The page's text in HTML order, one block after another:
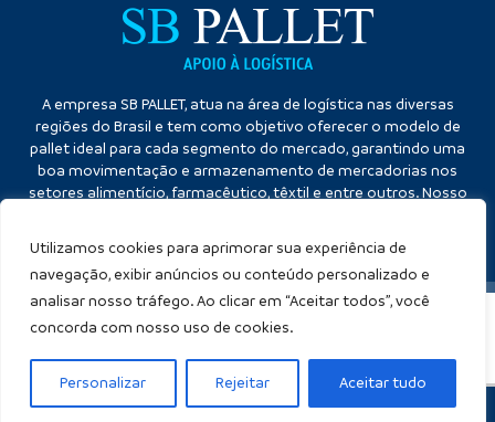
Utilizamos cookies para aprimorar sua experiência de
navegação, exibir anúncios ou conteúdo personalizado e
analisar nosso tráfego. Ao clicar em “Aceitar todos”, você
concorda com nosso uso de cookies.
Personalizar Rejeitar Aceitar tudo
A empresa SB PALLET, atua na área de logística nas diversas
regiões do Brasil e tem como objetivo oferecer o modelo de
pallet ideal para cada segmento do mercado, garantindo uma
boa movimentação e armazenamento de mercadorias nos
setores alimentício, farmacêutico, têxtil e entre outros. Nosso
WHATSAPP Ligar NÓS TE LIGAMOS